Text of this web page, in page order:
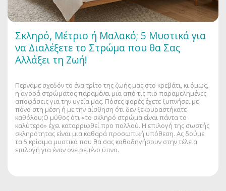
Σκληρό, Μέτριο ή Μαλακό; 5 Μυστικά για
να Διαλέξετε το Στρώμα που θα Σας
Αλλάξει τη Ζωή!
Περνάμε σχεδόν το ένα τρίτο της ζωής μας στο κρεβάτι, κι όμως,
η αγορά στρώματος παραμένει μια από τις πιο παραμελημένες
αποφάσεις για την υγεία μας. Πόσες φορές έχετε ξυπνήσει με
πόνο στη μέση ή με την αίσθηση ότι δεν ξεκουραστήκατε
καθόλου;Ο μύθος ότι «το σκληρό στρώμα είναι πάντα το
καλύτερο» έχει καταρριφθεί προ πολλού. Η επιλογή της σωστής
σκληρότητας είναι μια καθαρά προσωπική υπόθεση. Ας δούμε
τα 5 κρίσιμα μυστικά που θα σας καθοδηγήσουν στην τέλεια
επιλογή για έναν ονειρεμένο ύπνο.